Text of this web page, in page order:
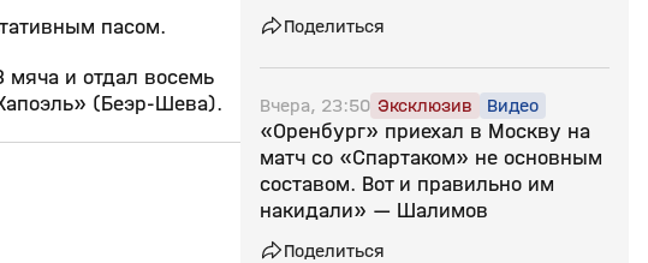
пасом.
мяча и отдал восемь
(Беэр‑Шева).
25:50 24 июл, 14:55
Поделиться
Вчера, 23:50 Эксклюзив Видео
«Оренбург» приехал в Москву на
матч со «Спартаком» не основным
составом. Вот и правильно им
накидали» — Шалимов
Поделиться